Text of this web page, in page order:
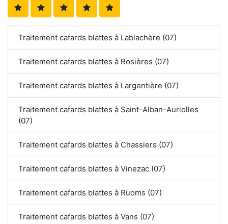
Traitement cafards blattes à Lablachère (07)
Traitement cafards blattes à Rosières (07)
Traitement cafards blattes à Largentière (07)
Traitement cafards blattes à Saint-Alban-Auriolles
(07)
Traitement cafards blattes à Chassiers (07)
Traitement cafards blattes à Vinezac (07)
Traitement cafards blattes à Ruoms (07)
Traitement cafards blattes à Vans (07)